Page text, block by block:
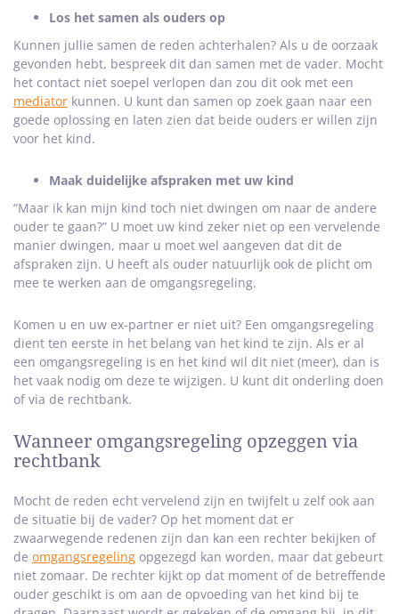
Los het samen als ouders op
Kunnen jullie samen de reden achterhalen? Als u de oorzaak
gevonden hebt, bespreek dit dan samen met de vader. Mocht
het contact niet soepel verlopen dan zou dit ook met een
mediator kunnen. U kunt dan samen op zoek gaan naar een
goede oplossing en laten zien dat beide ouders er willen zijn
voor het kind.
Maak duidelijke afspraken met uw kind
“Maar ik kan mijn kind toch niet dwingen om naar de andere
ouder te gaan?” U moet uw kind zeker niet op een vervelende
manier dwingen, maar u moet wel aangeven dat dit de
afspraken zijn. U heeft als ouder natuurlijk ook de plicht om
mee te werken aan de omgangsregeling.
Komen u en uw ex-partner er niet uit? Een omgangsregeling
dient ten eerste in het belang van het kind te zijn. Als er al
een omgangsregeling is en het kind wil dit niet (meer), dan is
het vaak nodig om deze te wijzigen. U kunt dit onderling doen
of via de rechtbank.
Wanneer omgangsregeling opzeggen via
rechtbank
Mocht de reden echt vervelend zijn en twijfelt u zelf ook aan
de situatie bij de vader? Op het moment dat er
zwaarwegende redenen zijn dan kan een rechter bekijken of
de omgangsregeling opgezegd kan worden, maar dat gebeurt
niet zomaar. De rechter kijkt op dat moment of de betreffende
ouder geschikt is om aan de opvoeding van het kind bij te